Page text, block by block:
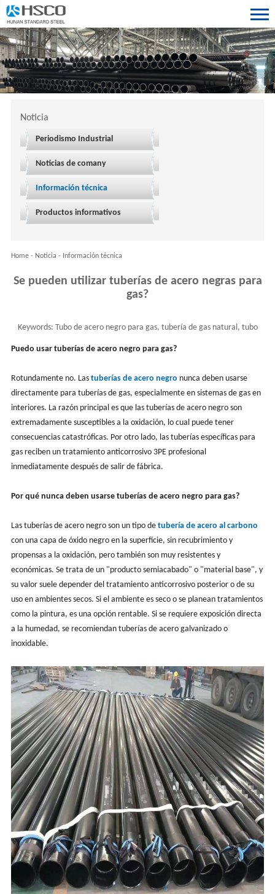
Noticia
Periodismo Industrial
Noticias de comany
Información técnica
Productos informativos
Home- Noticia - Información técnica
Se pueden utilizar tuberías de acero negras para
gas?
Keywords: Tubo de acero negro para gas, tubería de gas natural, tubo
negro de acero al carbono
Puedo usar tuberías de acero negro para gas?
Rotundamente no. Las tuberías de acero negro nunca deben usarse
directamente para tuberías de gas, especialmente en sistemas de gas en
interiores. La razón principal es que las tuberías de acero negro son
extremadamente susceptibles a la oxidación, lo cual puede tener
consecuencias catastróficas. Por otro lado, las tuberías específicas para
gas reciben un tratamiento anticorrosivo 3PE profesional
inmediatamente después de salir de fábrica.
Por qué nunca deben usarse tuberías de acero negro para gas?
Las tuberías de acero negro son un tipo de tubería de acero al carbono
con una capa de óxido negro en la superficie, sin recubrimiento y
propensas a la oxidación, pero también son muy resistentes y
económicas. Se trata de un "producto semiacabado" o "material base", y
su valor suele depender del tratamiento anticorrosivo posterior o de su
uso en ambientes secos. Si el ambiente es seco o se planean tratamientos
como la pintura, es una opción rentable. Si se requiere exposición directa
a la humedad, se recomiendan tuberías de acero galvanizado o
inoxidable.